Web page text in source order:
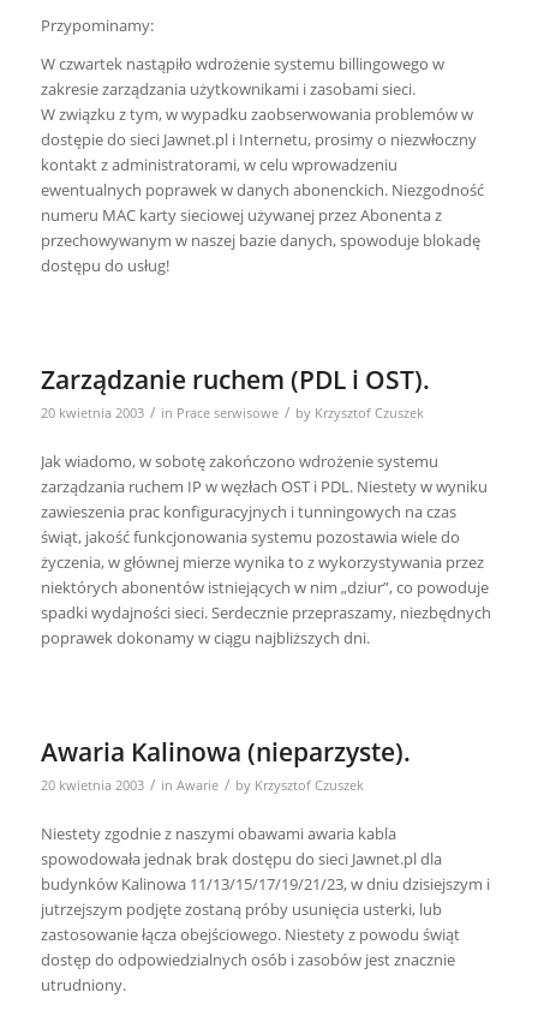
Przypominamy:
W czwartek nastąpiło wdrożenie systemu billingowego w
zakresie zarządzania użytkownikami i zasobami sieci.
W związku z tym, w wypadku zaobserwowania problemów w
dostępie do sieci Jawnet.pl i Internetu, prosimy o niezwłoczny
kontakt z administratorami, w celu wprowadzeniu
ewentualnych poprawek w danych abonenckich. Niezgodność
numeru MAC karty sieciowej używanej przez Abonenta z
przechowywanym w naszej bazie danych, spowoduje blokadę
dostępu do usług!
Zarządzanie ruchem (PDL i OST).
20 kwietnia 2003 / in Prace serwisowe / by Krzysztof Czuszek
Jak wiadomo, w sobotę zakończono wdrożenie systemu
zarządzania ruchem IP w węzłach OST i PDL. Niestety w wyniku
zawieszenia prac konfiguracyjnych i tunningowych na czas
świąt, jakość funkcjonowania systemu pozostawia wiele do
życzenia, w głównej mierze wynika to z wykorzystywania przez
niektórych abonentów istniejących w nim „dziur”, co powoduje
spadki wydajności sieci. Serdecznie przepraszamy, niezbędnych
poprawek dokonamy w ciągu najbliższych dni.
Awaria Kalinowa (nieparzyste).
20 kwietnia 2003 / in Awarie / by Krzysztof Czuszek
Niestety zgodnie z naszymi obawami awaria kabla
spowodowała jednak brak dostępu do sieci Jawnet.pl dla
budynków Kalinowa 11/13/15/17/19/21/23, w dniu dzisiejszym i
jutrzejszym podjęte zostaną próby usunięcia usterki, lub
zastosowanie łącza obejściowego. Niestety z powodu świąt
dostęp do odpowiedzialnych osób i zasobów jest znacznie
utrudniony.